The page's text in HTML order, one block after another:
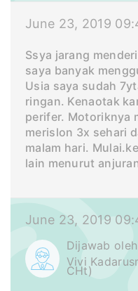
June 23, 2019
Ssya jarang
saya banyak
Usia saya sudah
ringan. Kenaotak
perifer. Motoriknya
merislon 3x sehari
malam hari.
lain menurut
June 23, 2019
Dijawab oleh
Vivi
CHt)